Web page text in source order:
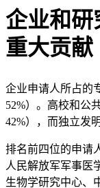
企业和研
重大贡献
企业申请人所占的
52%）。高校和公
42%），而独立发
排名前四位的申请
人民解放军军事医
生物学研究中心、